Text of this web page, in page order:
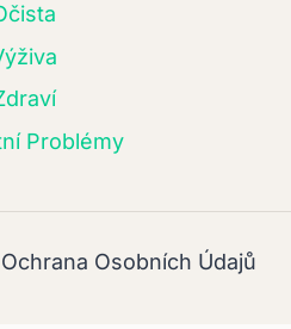
Problémy
Ochrana Osobních Údajů